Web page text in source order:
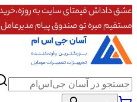
مستقیم میره تو صندوق پیام مدیرعامل 09100215792 (فقط پیام بده- تماس پاسخگو نیستم)